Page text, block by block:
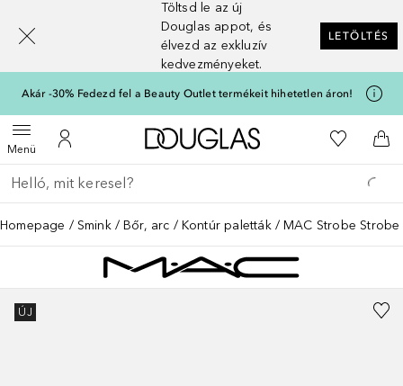
Töltsd le az új
Douglas appot, és
élvezd az exkluzív
kedvezményeket.
LETÖLTÉS
Akár -30% Fedezd fel a Beauty Outlet termékeit hihetetlen áron!
MenüMenü megnyitása
A fiókomhoz
A Douglas Főoldalra
A
Menj vissza
Keresés végrehajtása
Homepage Smink Bőr, arc Kontúr paletták MAC Strobe
ÚJ
[navigation.slideout.screenreader]